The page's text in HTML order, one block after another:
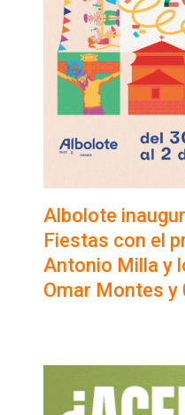
Albolote
Fiestas con el
Antonio Milla y
Omar Montes y